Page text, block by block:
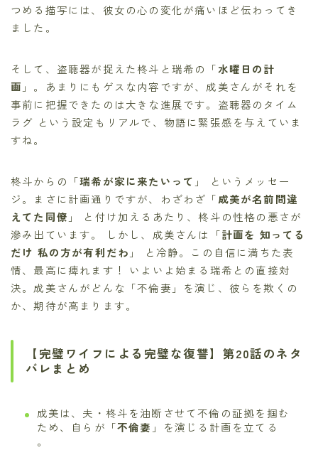
つめる描写には、彼女の心の変化が痛いほど伝わってき
ました。
そして、盗聴器が捉えた柊斗と瑞希の「水曜日の計
画 」。あまりにもゲスな内容ですが、成美さんがそれを
事前に把握できたのは大きな進展です。盗聴器のタイム
ラグ という設定もリアルで、物語に緊張感を与えていま
すね。
柊斗からの「瑞希が家に来たいって 」 というメッセー
ジ。まさに計画通りですが、わざわざ「成美が名前間違
えてた同僚 」 と付け加えるあたり、柊斗の性格の悪さが
滲み出ています。 しかし、成美さんは「計画を 知ってる
だけ 私の方が有利だわ 」 と冷静。この自信に満ちた表
情、最高に痺れます！ いよいよ始まる瑞希との直接対
決。成美さんがどんな「不倫妻」を演じ、彼らを欺くの
か、期待が高まります。
【完璧ワイフによる完璧な復讐】第20話のネタ
バレまとめ
成美は、夫・柊斗を油断させて不倫の証拠を掴む
ため、自らが「不倫妻 」を演じる計画を立てる
。